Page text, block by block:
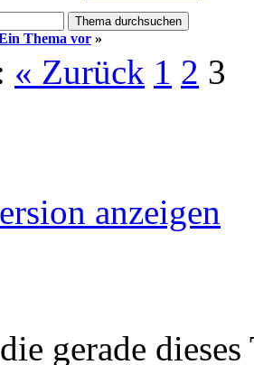
Thema vor »
« Zurück 1 2 3
anzeigen
gerade